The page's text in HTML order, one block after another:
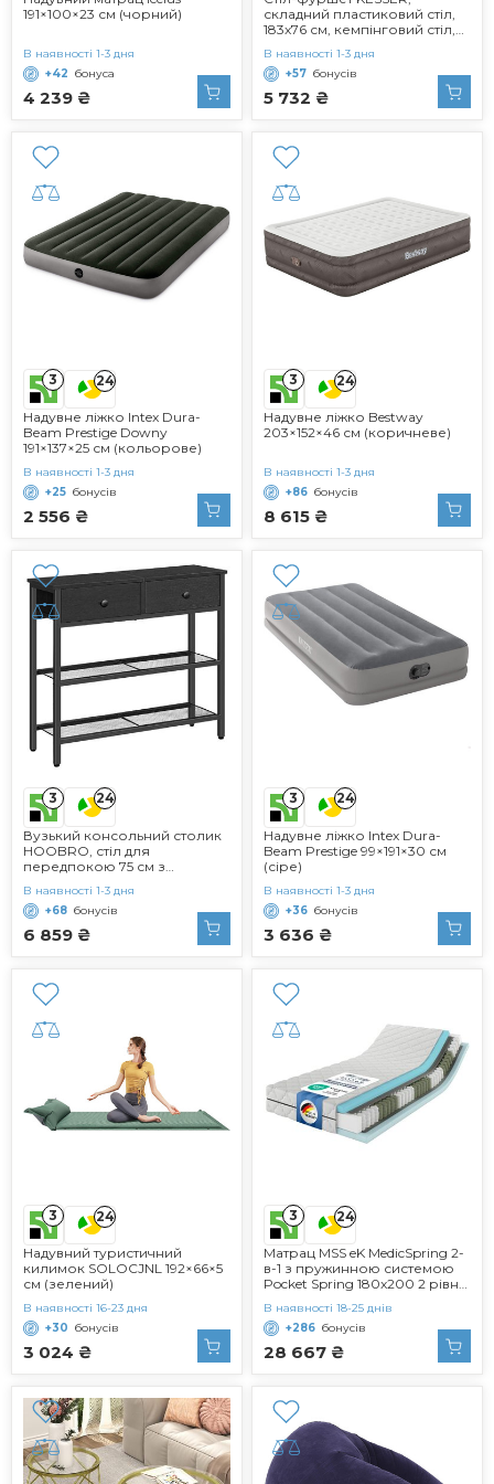
191×100×23 см (чорний)
4 239 ₴
В наявності 1-3 дня
+42 бонуса
складний пластиковий стіл,
183x76 см, кемпінговий стіл,
стіл, садовий стіл для саду,
патіо та балкону, складаний,
на 6 осіб, в комплекті чохол
та ручка для перенесення,
5 732 ₴
В наявності 1-3 дня
+57 бонусів
3 24
Надувне ліжко Intex Dura-
Beam Prestige Downy
191×137×25 см (кольорове)
2 556 ₴
В наявності 1-3 дня
+25 бонусів
3 24
Надувне ліжко Bestway
203×152×46 см (коричневе)
8 615 ₴
В наявності 1-3 дня
+86 бонусів
3 24
Вузький консольний столик
HOOBRO, стіл для
передпокою 75 см з
полицями, бічний столик,
невеликий вітринний столик,
столик-диван, для
передпокою, для
6 859 ₴
В наявності 1-3 дня
+68 бонусів
3 24
Надувне ліжко Intex Dura-
Beam Prestige 99×191×30 см
(сіре)
3 636 ₴
В наявності 1-3 дня
+36 бонусів
3 24
Надувний туристичний
килимок SOLOCJNL 192×66×5
см (зелений)
3 024 ₴
В наявності 16-23 дня
+30 бонусів
3 24
Матрац MSS eK MedicSpring 2-
в-1 з пружинною системою
Pocket Spring 180x200 2 рівні
Пружинний матрац H4 / H5
Ергономічний дизайн та
виробництво в Німеччині 7
зон Сертифіковано Oeko-
28 667 ₴
В наявності 18-25 днів
+286 бонусів